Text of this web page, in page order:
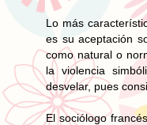
Lo más
es su aceptación
como natural o
la violencia
desvelar, pues
El sociólogo